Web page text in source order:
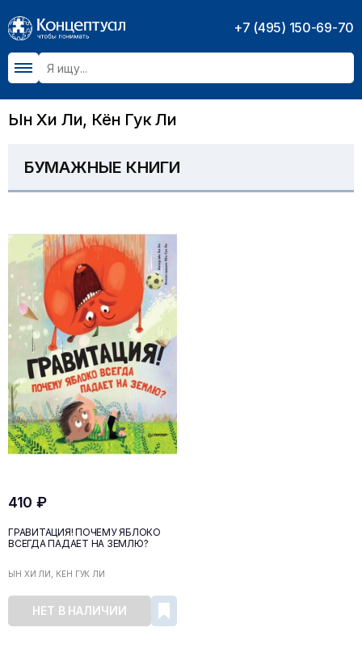
+7 (495) 150-69-70
Ын Хи Ли, Кён Гук Ли
БУМАЖНЫЕ КНИГИ
410 ₽
ГРАВИТАЦИЯ! ПОЧЕМУ ЯБЛОКО
ВСЕГДА ПАДАЕТ НА ЗЕМЛЮ?
ЫН ХИ ЛИ, КЁН ГУК ЛИ
НЕТ В НАЛИЧИИ